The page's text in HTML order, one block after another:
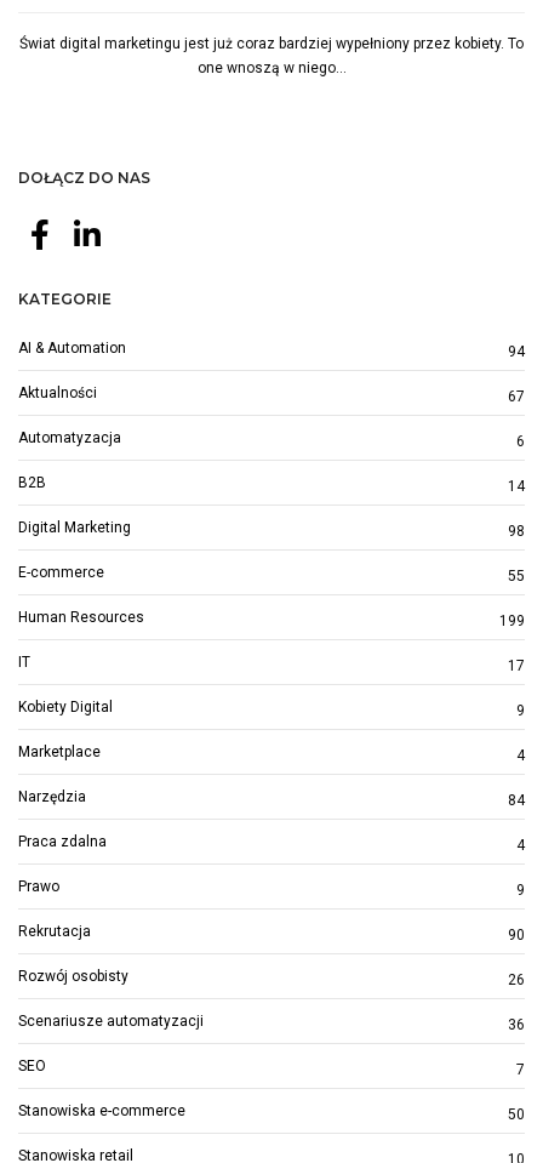
Świat digital marketingu jest już coraz bardziej wypełniony przez kobiety. To
one wnoszą w niego...
DOŁĄCZ DO NAS
KATEGORIE
AI & Automation 94
Aktualności 67
Automatyzacja 6
B2B 14
Digital Marketing 98
E-commerce 55
Human Resources 199
IT 17
Kobiety Digital 9
Marketplace 4
Narzędzia 84
Praca zdalna 4
Prawo 9
Rekrutacja 90
Rozwój osobisty 26
Scenariusze automatyzacji 36
SEO 7
Stanowiska e-commerce 50
Stanowiska retail